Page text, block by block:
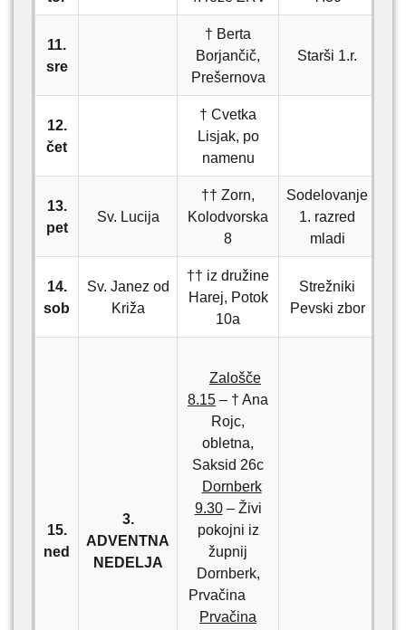
11.
sre
† Berta
Borjančič,
Prešernova
Starši 1.r.
12.
čet
† Cvetka
Lisjak, po
namenu
13.
pet
Sv. Lucija
†† Zorn,
Kolodvorska
8
Sodelovanje
1. razred
mladi
14.
sob
Sv. Janez od
Križa
†† iz družine
Harej, Potok
10a
Strežniki
Pevski zbor
15.
ned
3.
ADVENTNA
NEDELJA
Zalošče
8.15 – † Ana
Rojc,
obletna,
Saksid 26c
Dornberk
9.30– Živi
pokojni iz
župnij
Dornberk,
Prvačina
Prvačina